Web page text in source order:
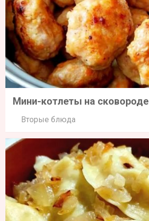
Мини-котлеты на сковороде
Вторые блюда